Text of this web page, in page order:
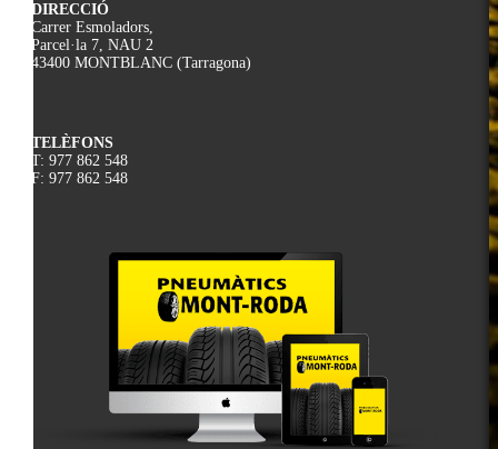
DIRECCIÓ
Carrer Esmoladors,
Parcel·la 7, NAU 2
43400 MONTBLANC (Tarragona)
TELÈFONS
T: 977 862 548
F: 977 862 548